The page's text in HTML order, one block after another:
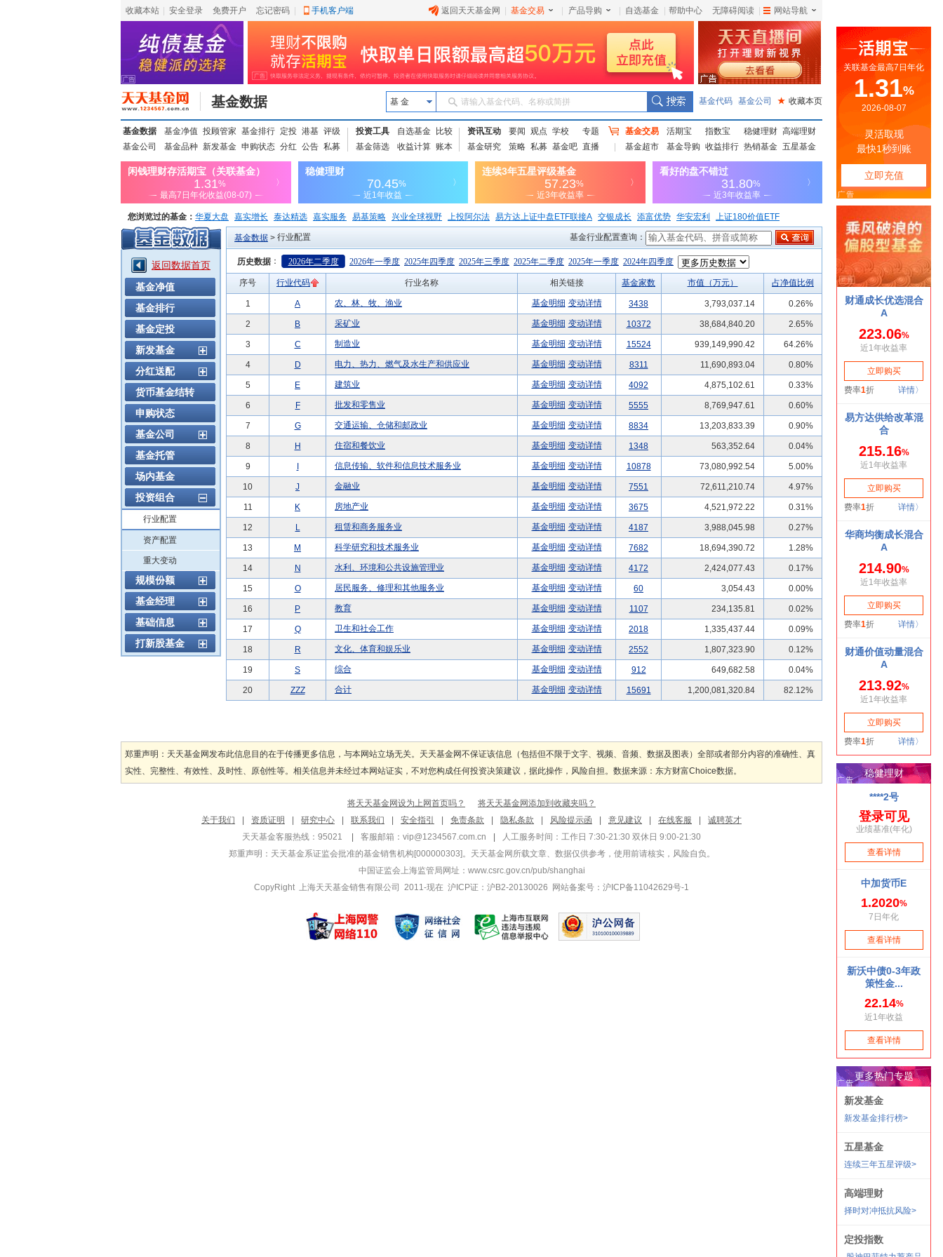
收藏本站 安全登录 免费开户 忘记密码 手机客户端 返回天天基金网 基金交易 产品导购 自选基金 帮助中心 无障碍阅读 网站导航
基金数据 基 金 请输入基金代码、名称或简拼 基金代码 基金公司 ★ 收藏本页
基金数据 基金净值 投顾管家 基金排行 定投 港基 评级
基金公司
基金品种 新发基金 申购状态 分红 公告 私募
投资工具 自选基金
比较
基金筛选
收益计算 账本
资讯互动 要闻 观点 学校
专题
基金研究
策略 私募 基金吧 直播
基金交易 活期宝 指数宝 稳健理财 高端理财
基金超市
基金导购 收益排行 热销基金 五星基金
您浏览过的基金： 华夏大盘 嘉实增长 泰达精选 嘉实服务 易基策略 兴业全球视野 上投阿尔法 易方达上证中盘ETF联接A 交银成长 添富优势 华安宏利
上证180价值ETF
上投优势 信诚蓝筹
返回数据首页
基金净值
基金排行
基金定投
新发基金
分红送配
货币基金结转
申购状态
基金公司
基金托管
场内基金
投资组合
行业配置
资产配置
重大变动
规模份额
基金经理
基础信息
打新股基金
基金数据 > 行业配置 基金行业配置查询：
历史数据 ： 2026年二季度 2026年一季度 2025年四季度 2025年三季度 2025年二季度 2025年一季度 2024年四季度
序号 行业代码 行业名称 相关链接 基金家数 市值（万元） 占净值比例
1 A 农、林、牧、渔业 基金明细 变动详情 3438 3,793,037.14 0.26%
2 B 采矿业 基金明细 变动详情 10372 38,684,840.20 2.65%
3 C 制造业 基金明细 变动详情 15524 939,149,990.42 64.26%
4 D 电力、热力、燃气及水生产和供应业 基金明细 变动详情 8311 11,690,893.04 0.80%
5 E 建筑业 基金明细 变动详情 4092 4,875,102.61 0.33%
6 F 批发和零售业 基金明细 变动详情 5555 8,769,947.61 0.60%
7 G 交通运输、仓储和邮政业 基金明细 变动详情 8834 13,203,833.39 0.90%
8 H 住宿和餐饮业 基金明细 变动详情 1348 563,352.64 0.04%
9 信息传输、软件和信息技术服务业 基金明细 变动详情 10878 73,080,992.54 5.00%
10 J 金融业 基金明细 变动详情 7551 72,611,210.74 4.97%
11 K 房地产业 基金明细 变动详情 3675 4,521,972.22 0.31%
12 L 租赁和商务服务业 基金明细 变动详情 4187 3,988,045.98 0.27%
13 M 科学研究和技术服务业 基金明细 变动详情 7682 18,694,390.72 1.28%
14 N 水利、环境和公共设施管理业 基金明细 变动详情 4172 2,424,077.43 0.17%
15 O 居民服务、修理和其他服务业 基金明细 变动详情 60 3,054.43 0.00%
16 P 教育 基金明细 变动详情 1107 234,135.81 0.02%
17 Q 卫生和社会工作 基金明细 变动详情 2018 1,335,437.44 0.09%
18 R 文化、体育和娱乐业 基金明细 变动详情 2552 1,807,323.90 0.12%
19 S 综合 基金明细 变动详情 912 649,682.58 0.04%
20 ZZZ 合计 基金明细 变动详情 15691 1,200,081,320.84 82.12%
郑重声明：天天基金网发布此信息目的在于传播更多信息，与本网站立场无关。天天基金网不保证该信息（包括但不限于文字、视频、音频、数据及图表）全部或者部分内容的准确性、真
实性、完整性、有效性、及时性、原创性等。相关信息并未经过本网站证实，不对您构成任何投资决策建议，据此操作，风险自担。数据来源：东方财富Choice数据。
将天天基金网设为上网首页吗？
将天天基金网添加到收藏夹吗？
关于我们
资质证明 研究中心 联系我们 安全指引 免责条款 隐私条款 风险提示函 意见建议 在线客服
诚聘英才
天天基金客服热线：95021
客服邮箱： vip@1234567.com.cn
人工服务时间：工作日 7:30-21:30 双休日 9:00-21:30
郑重声明： 天天基金系证监会批准的基金销售机构[000000303]。天天基金网所载文章、数据仅供参考，使用前请核实，风险自负。
中国证监会上海监管局网址： www.csrc.gov.cn/pub/shanghai
CopyRight 上海天天基金销售有限公司 2011-现在 沪ICP证：沪B2-20130026
网站备案号：沪ICP备11042629号-1